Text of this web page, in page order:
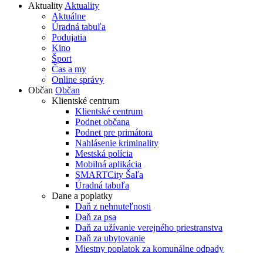
AktualityAktuality
Aktuálne
Úradná tabuľa
Podujatia
Kino
Šport
Čas a my
Online správy
Občan Občan
Klientské centrum
Klientské centrum
Podnet občana
Podnet pre primátora
Nahlásenie kriminality
Mestská polícia
Mobilná aplikácia
SMARTCity Šaľa
Úradná tabuľa
Dane a poplatky
Daň z nehnuteľnosti
Daň za psa
Daň za užívanie verejného priestranstva
Daň za ubytovanie
Miestny poplatok za komunálne odpady